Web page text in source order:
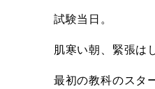
試験当日。
肌寒い朝、緊張は
最初の教科のスタ